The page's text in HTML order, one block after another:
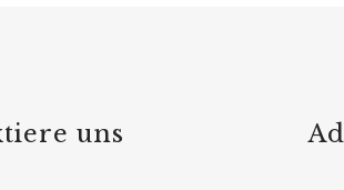
uns